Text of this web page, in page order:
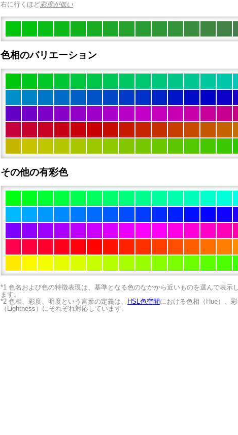
右に行くほど彩度が低い
色相のバリエーション
その他の有彩色
*1 色名および色の特徴表現は、基準となる色のなかから近いものを選んで表示
ます。
*2 色相、彩度、明度という言葉の定義は、
HSL色空間 における色相（Hue）、
（Lightness）にそれぞれ対応しています。